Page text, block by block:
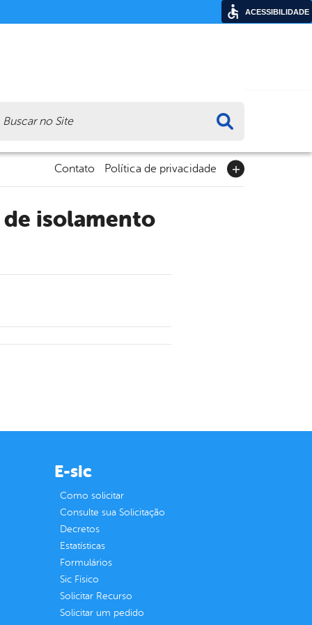
Contato Política de privacidade
E-sic
Como solicitar
Consulte sua Solicitação
Decretos
Estatísticas
Formulários
Sic Físico
Solicitar Recurso
Solicitar um pedido
ACESSIBILIDADE